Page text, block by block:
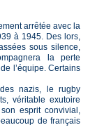
arrêtée avec la
à 1945. Des lors,
sous silence,
la perte
l’équipe. Certains
nazis, le rugby
véritable exutoire
esprit convivial,
de français